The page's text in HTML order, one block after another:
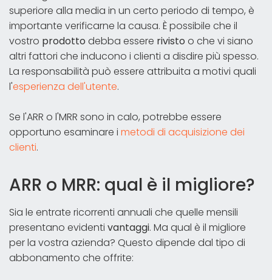
superiore alla media in un certo periodo di tempo, è
importante verificarne la causa. È possibile che il
vostro prodotto debba essere rivisto o che vi siano
altri fattori che inducono i clienti a disdire più spesso.
La responsabilità può essere attribuita a motivi quali
l'esperienza dell'utente.
Se l'ARR o l'MRR sono in calo, potrebbe essere
opportuno esaminare i metodi di acquisizione dei
clienti.
ARR o MRR: qual è il migliore?
Sia le entrate ricorrenti annuali che quelle mensili
presentano evidenti vantaggi. Ma qual è il migliore
per la vostra azienda? Questo dipende dal tipo di
abbonamento che offrite: